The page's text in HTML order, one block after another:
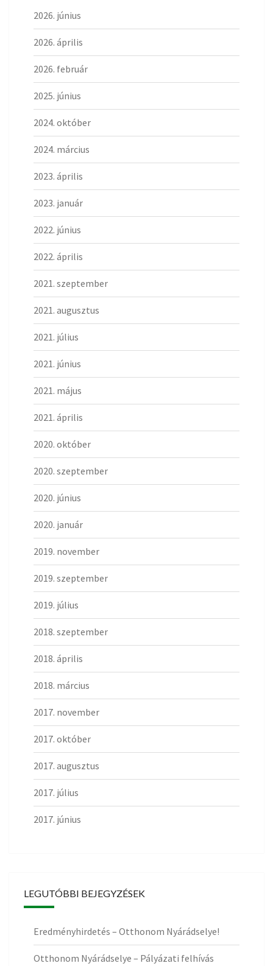
2026. június
2026. április
2026. február
2025. június
2024. október
2024. március
2023. április
2023. január
2022. június
2022. április
2021. szeptember
2021. augusztus
2021. július
2021. június
2021. május
2021. április
2020. október
2020. szeptember
2020. június
2020. január
2019. november
2019. szeptember
2019. július
2018. szeptember
2018. április
2018. március
2017. november
2017. október
2017. augusztus
2017. július
2017. június
LEGUTÓBBI BEJEGYZÉSEK
Eredményhirdetés – Otthonom Nyárádselye!
Otthonom Nyárádselye – Pályázati felhívás